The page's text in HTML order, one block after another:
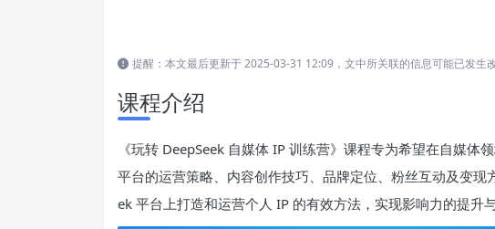
提醒：本文最后更新于 2025-03-31 12:09，文中所关联的信息可能已发生
课程介绍
《玩转 DeepSeek 自媒体 IP 训练营》课程专为希望在自媒体
平台的运营策略、内容创作技巧、品牌定位、粉丝互动及变
ek 平台上打造和运营个人 IP 的有效方法，实现影响力的提升